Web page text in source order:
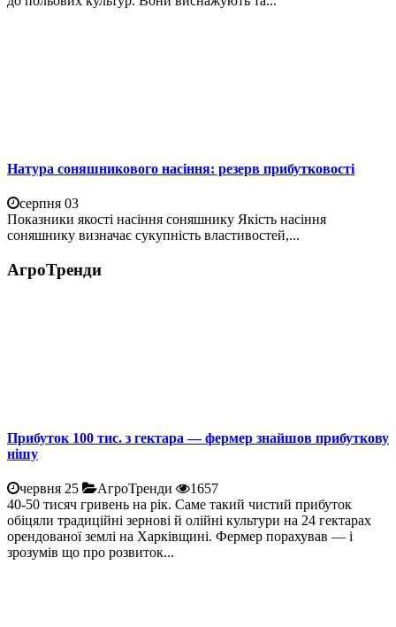
Натура соняшникового насіння: резерв прибутковості
серпня 03
Показники якості насіння соняшнику Якість насіння
соняшнику визначає сукупність властивостей,...
АгроТренди
Прибуток 100 тис. з гектара — фермер знайшов прибуткову
нішу
червня 25 АгроТренди
1657
40-50 тисяч гривень на рік. Саме такий чистий прибуток
обіцяли традиційні зернові й олійні культури на 24 гектарах
орендованої землі на Харківщині. Фермер порахував — і
зрозумів що про розвиток...